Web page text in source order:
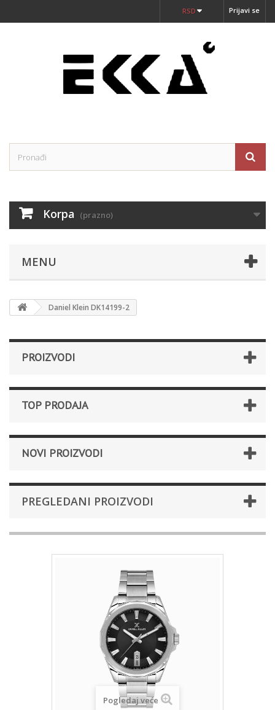
Prijavi se
RSD
Korpa (prazno)
MENU
Daniel Klein DK14199-2
PROIZVODI
TOP PRODAJA
NOVI PROIZVODI
PREGLEDANI PROIZVODI
Pogledaj veće